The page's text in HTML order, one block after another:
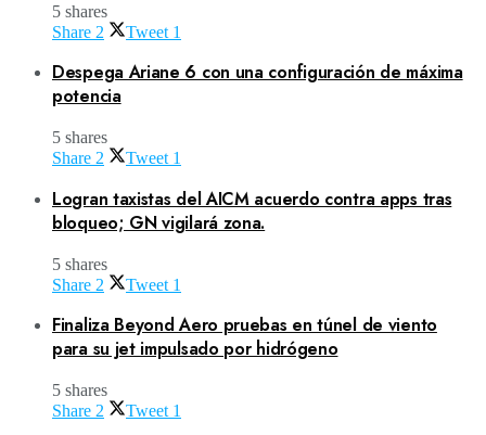
5 shares
Share 2 Tweet 1
Despega Ariane 6 con una configuración de máxima
potencia
5 shares
Share 2 Tweet 1
Logran taxistas del AICM acuerdo contra apps tras
bloqueo; GN vigilará zona.
5 shares
Share 2 Tweet 1
Finaliza Beyond Aero pruebas en túnel de viento
para su jet impulsado por hidrógeno
5 shares
Share 2 Tweet 1